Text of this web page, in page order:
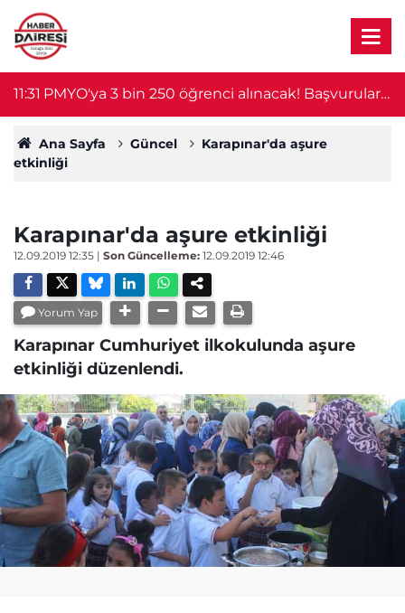
11:31 PMYO'ya 3 bin 250 öğrenci alınacak! Başvurular
bugün başladı
Ana Sayfa Güncel
Karapınar'da aşure
etkinliği
Karapınar'da aşure etkinliği
12.09.2019 12:35 | Son Güncelleme: 12.09.2019 12:46
Yorum Yap
Karapınar Cumhuriyet ilkokulunda aşure
etkinliği düzenlendi.